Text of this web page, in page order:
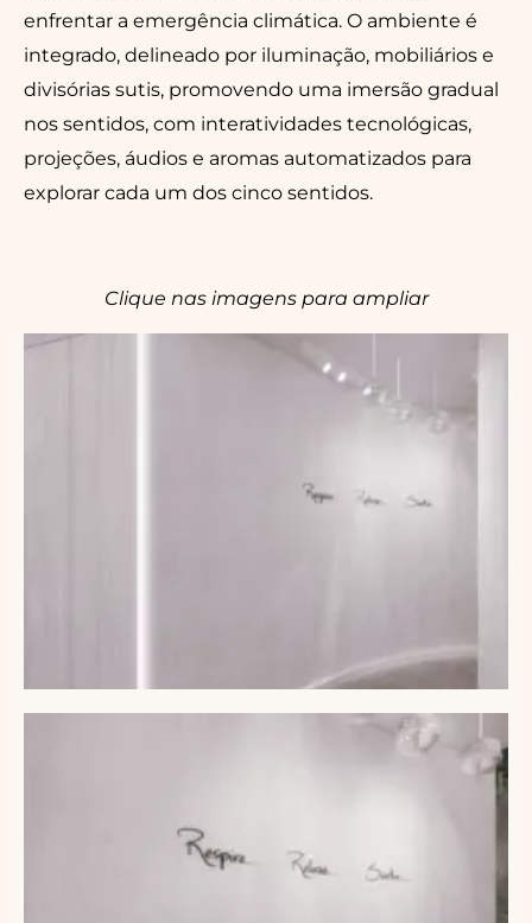
enfrentar a emergência climática. O ambiente é
integrado, delineado por iluminação, mobiliários e
divisórias sutis, promovendo uma imersão gradual
nos sentidos, com interatividades tecnológicas,
projeções, áudios e aromas automatizados para
explorar cada um dos cinco sentidos.
Clique nas imagens para ampliar